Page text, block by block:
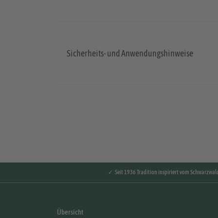
Sicherheits- und Anwendungshinweise
✓ Seit 1936 Tradition inspiriert vom Schwarzwald
Übersicht